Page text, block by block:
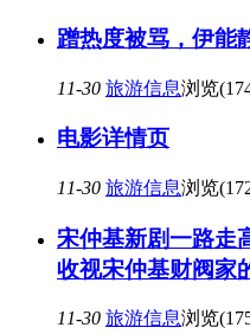
蹭热度被骂，伊能
11-30 旅游信息浏览
电影详情页
11-30 旅游信息浏览
宋仲基新剧一路走
收视宋仲基财阀家
11-30 旅游信息浏览